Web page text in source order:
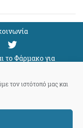
τον ιστότοπό μας και
το Φάρμακο για
Support